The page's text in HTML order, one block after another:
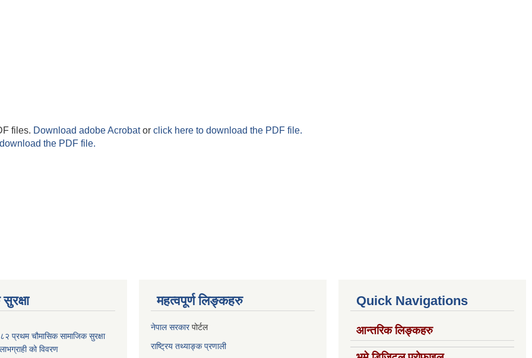
files. Download adobe Acrobator click here to download the PDF file.
the PDF file.
प्रथम चौमासिक सामाजिक सुरक्षा
को विवरण
महत्वपूर्ण लिङ्कहरु
नेपाल सरकारपोर्टल
राष्ट्रिय तथ्याङ्क प्रणाली
Quick Navigations
आन्तरिक लिङ्कहरु